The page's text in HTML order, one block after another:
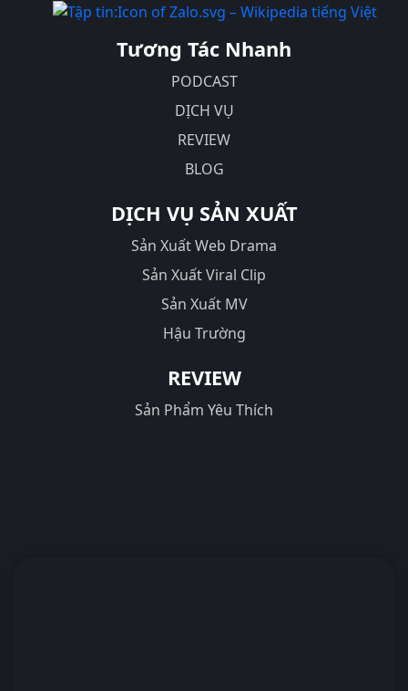
Tương Tác Nhanh
PODCAST
DỊCH VỤ
REVIEW
BLOG
DỊCH VỤ SẢN XUẤT
Sản Xuất Web Drama
Sản Xuất Viral Clip
Sản Xuất MV
Hậu Trường
REVIEW
Sản Phẩm Yêu Thích